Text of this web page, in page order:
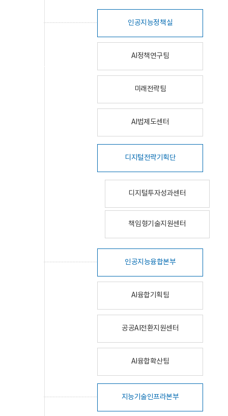
인공지능정책실
AI정책연구팀
미래전략팀
AI법제도센터
디지털전략기획단
디지털투자성과센터
책임형기술지원센터
인공지능융합본부
AI융합기획팀
공공AI전환지원센터
AI융합확산팀
지능기술인프라본부